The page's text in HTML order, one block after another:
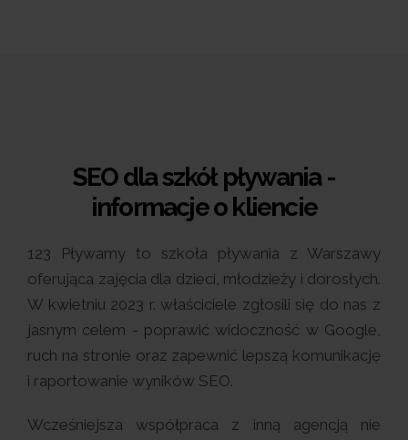
SEO dla szkół pływania -
informacje o kliencie
123 Pływamy to szkoła pływania z Warszawy
oferująca zajęcia dla dzieci, młodzieży i dorosłych.
W kwietniu 2023 r. właściciele zgłosili się do nas z
jasnym celem - poprawić widoczność w Google,
ruch na stronie oraz zapewnić lepszą komunikację
i raportowanie wyników SEO.
Wcześniejsza współpraca z inną agencją nie